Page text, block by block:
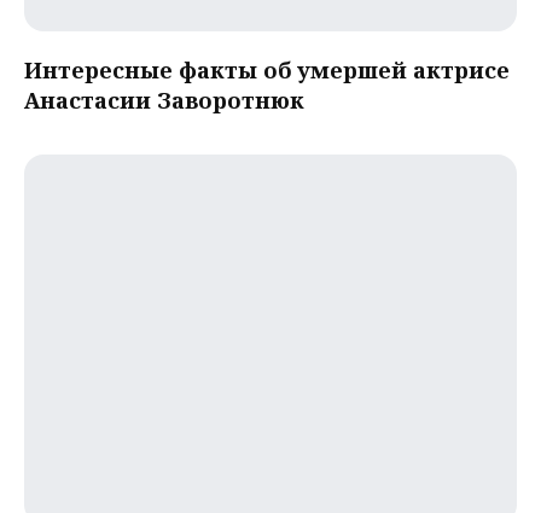
Интересные факты об умершей актрисе
Анастасии Заворотнюк